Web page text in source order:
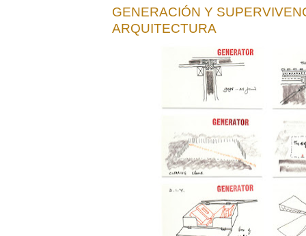
GENERACIÓN Y
ARQUITECTURA